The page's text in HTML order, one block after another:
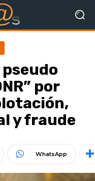
por
y fraude
WhatsApp